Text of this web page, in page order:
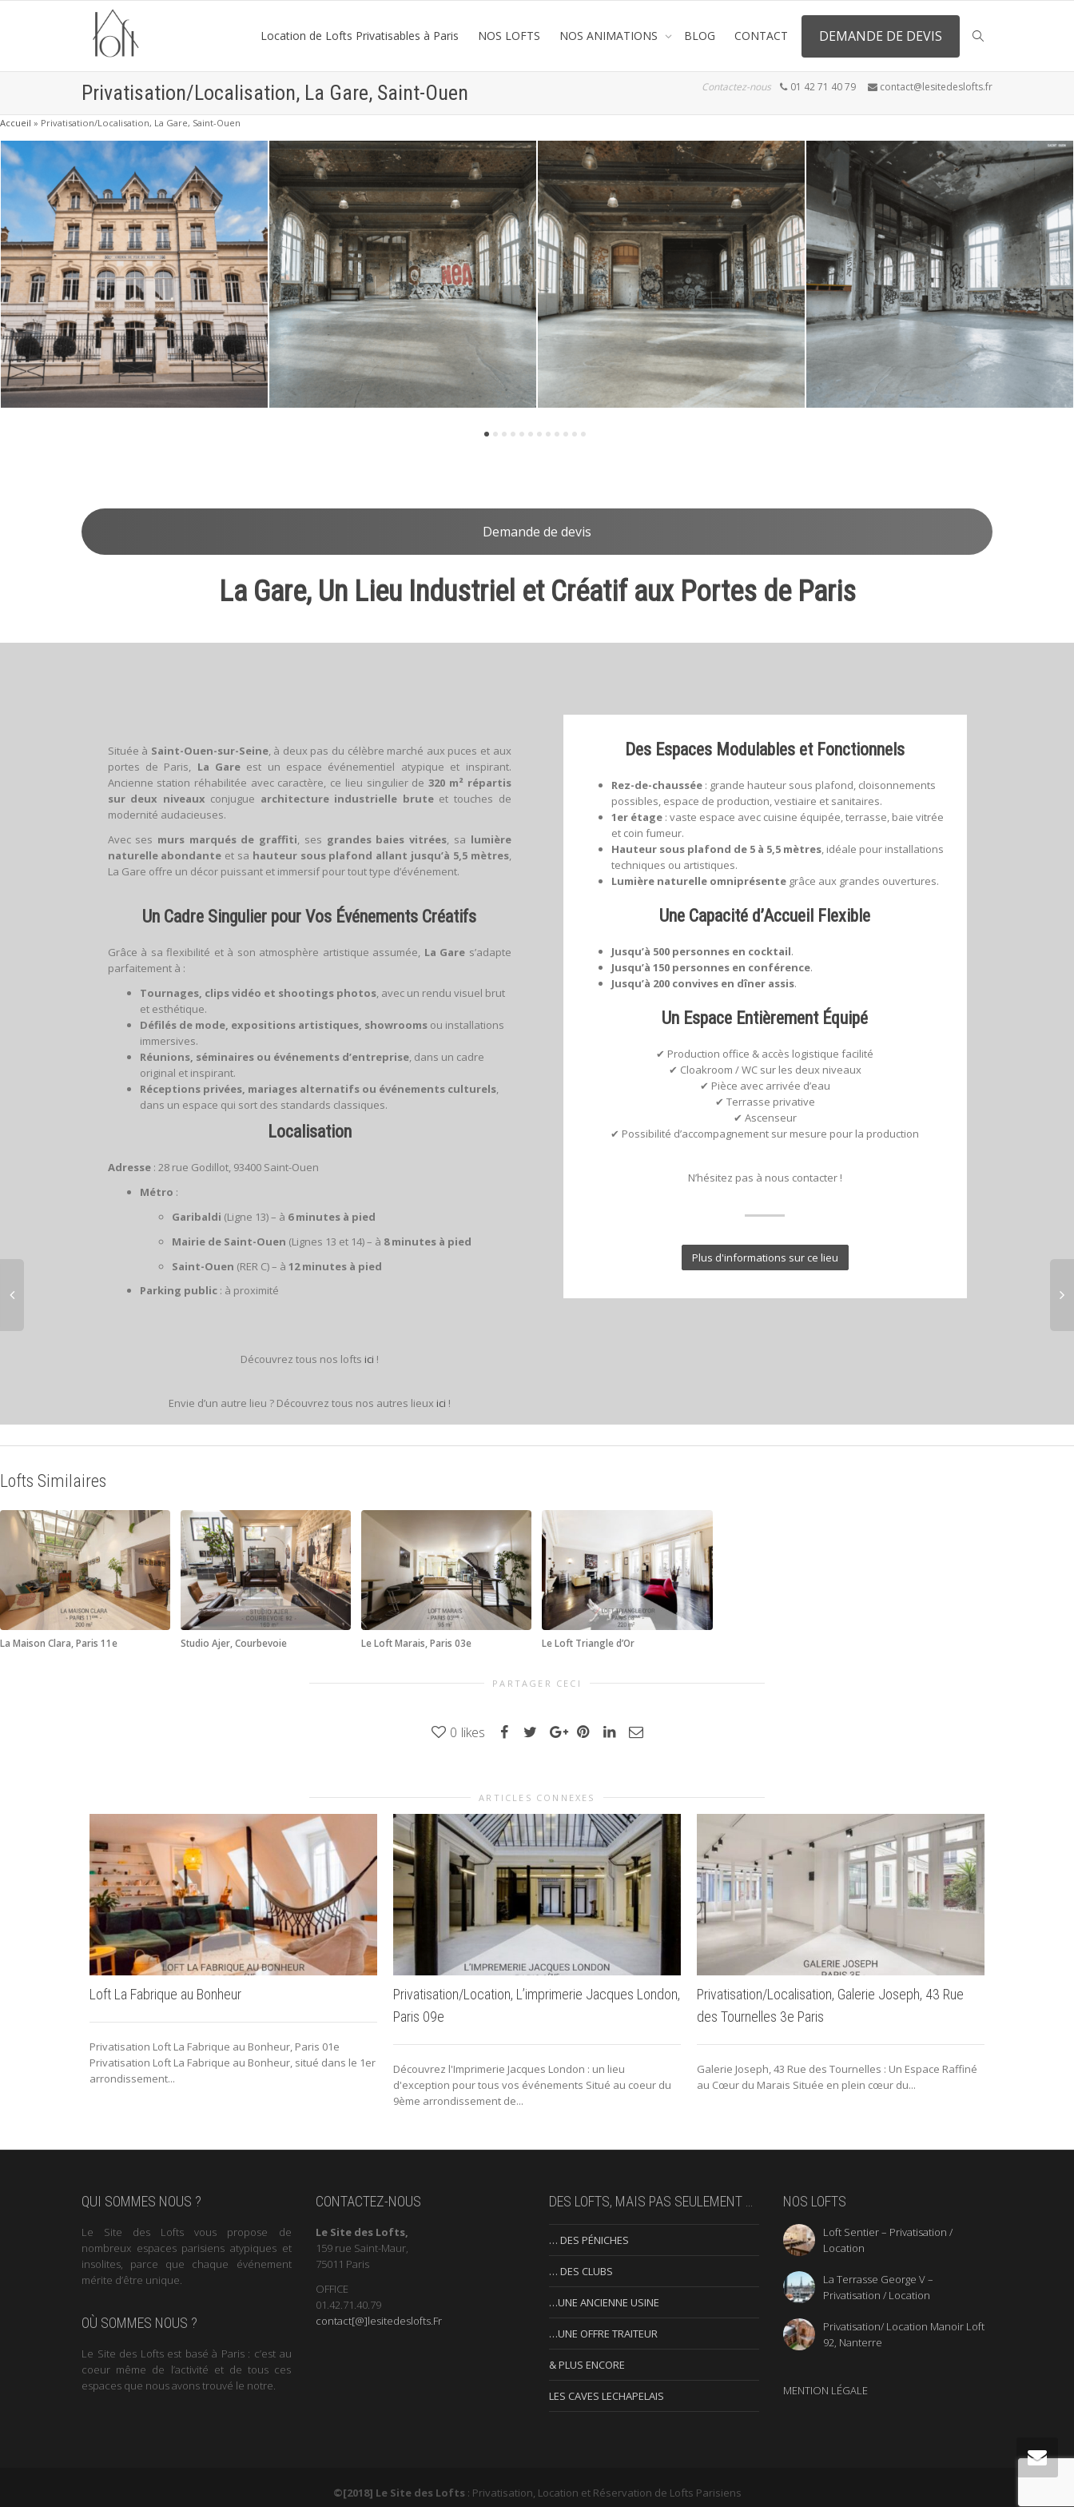
Location de Lofts Privatisables à Paris NOS LOFTS NOS ANIMATIONS BLOG CONTACT DEMANDE DE DEVIS
Privatisation/Localisation, La Gare, Saint-Ouen Contactez-nous 01 42 71 40 79 contact@lesitedeslofts.fr
Accueil » Privatisation/Localisation, La Gare, Saint-Ouen
Demande de devis
La Gare, Un Lieu Industriel et Créatif aux Portes de Paris
Située à Saint-Ouen-sur-Seine, à deux pas du célèbre marché aux puces et aux
portes de Paris, La Gare est un espace événementiel atypique et inspirant.
Ancienne station réhabilitée avec caractère, ce lieu singulier de320 m² répartis
sur deux niveaux conjugue architecture industrielle bruteet touches de
modernité audacieuses.
Avec ses murs marqués de graffiti, ses grandes baies vitrées, sa lumière
naturelle abondante et sa hauteur sous plafond allant jusqu’à 5,5 mètres,
La Gare offre un décor puissant et immersif pour tout type d’événement.
Un Cadre Singulier pour Vos Événements Créatifs
Grâce à sa flexibilité et à son atmosphère artistique assumée, La Gare s’adapte
parfaitement à :
Tournages, clips vidéo et shootings photos, avec un rendu visuel brut
et esthétique.
Défilés de mode, expositions artistiques, showroomsou installations
immersives.
Réunions, séminaires ou événements d’entreprise, dans un cadre
original et inspirant.
Réceptions privées, mariages alternatifs ou événements culturels,
dans un espace qui sort des standards classiques.
Localisation
Adresse: 28 rue Godillot, 93400 Saint-Ouen
Métro :
Garibaldi (Ligne 13) – à 6 minutes à pied
Mairie de Saint-Ouen (Lignes 13 et 14) – à 8 minutes à pied
Saint-Ouen (RER C) – à 12 minutes à pied
Parking public: à proximité
Découvrez tous nos lofts ici !
Envie d’un autre lieu ? Découvrez tous nos autres lieux ici !
Des Espaces Modulables et Fonctionnels
Rez-de-chaussée: grande hauteur sous plafond, cloisonnements
possibles, espace de production, vestiaire et sanitaires.
1er étage: vaste espace avec cuisine équipée, terrasse, baie vitrée
et coin fumeur.
Hauteur sous plafond de 5 à 5,5 mètres, idéale pour installations
techniques ou artistiques.
Lumière naturelle omniprésentegrâce aux grandes ouvertures.
Une Capacité d’Accueil Flexible
Jusqu’à 500 personnes en cocktail.
Jusqu’à 150 personnes en conférence.
Jusqu’à 200 convives en dîner assis.
Un Espace Entièrement Équipé
✔ Production office & accès logistique facilité
✔ Cloakroom / WC sur les deux niveaux
✔ Pièce avec arrivée d’eau
✔ Terrasse privative
✔ Ascenseur
✔ Possibilité d’accompagnement sur mesure pour la production
N’hésitez pas à nous contacter !
Plus d'informations sur ce lieu
Lofts Similaires
La Maison Clara, Paris 11e Studio Ajer, Courbevoie Le Loft Marais, Paris 03e Le Loft Triangle d’Or
PARTAGER CECI
0 likes
ARTICLES CONNEXES
Loft La Fabrique au Bonheur
Privatisation Loft La Fabrique au Bonheur, Paris 01e
Privatisation Loft La Fabrique au Bonheur, situé dans le 1er
arrondissement...
Privatisation/Location, L’imprimerie Jacques London,
Paris 09e
Découvrez l'Imprimerie Jacques London : un lieu
d'exception pour tous vos événements Situé au coeur du
9ème arrondissement de...
Privatisation/Localisation, Galerie Joseph, 43 Rue
des Tournelles 3e Paris
Galerie Joseph, 43 Rue des Tournelles : Un Espace Raffiné
au Cœur du Marais Située en plein cœur du...
QUI SOMMES NOUS ?
Le Site des Lofts vous propose de
nombreux espaces parisiens atypiques et
insolites, parce que chaque événement
mérite d’être unique.
OÙ SOMMES NOUS ?
Le Site des Lofts est basé à Paris : c’est au
coeur même de l’activité et de tous ces
espaces que nous avons trouvé le notre.
CONTACTEZ-NOUS
Le Site des Lofts,
159 rue Saint-Maur,
75011 Paris
OFFICE
01.42.71.40.79
contact[@]lesitedeslofts.Fr
DES LOFTS, MAIS PAS SEULEMENT …
… DES PÉNICHES
… DES CLUBS
…UNE ANCIENNE USINE
…UNE OFFRE TRAITEUR
& PLUS ENCORE
LES CAVES LECHAPELAIS
NOS LOFTS
Loft Sentier – Privatisation /
Location
La Terrasse George V –
Privatisation / Location
Privatisation/ Location Manoir Loft
92, Nanterre
MENTION LÉGALE
©[2018] Le Site des Lofts : Privatisation, Location et Réservation de Lofts Parisiens